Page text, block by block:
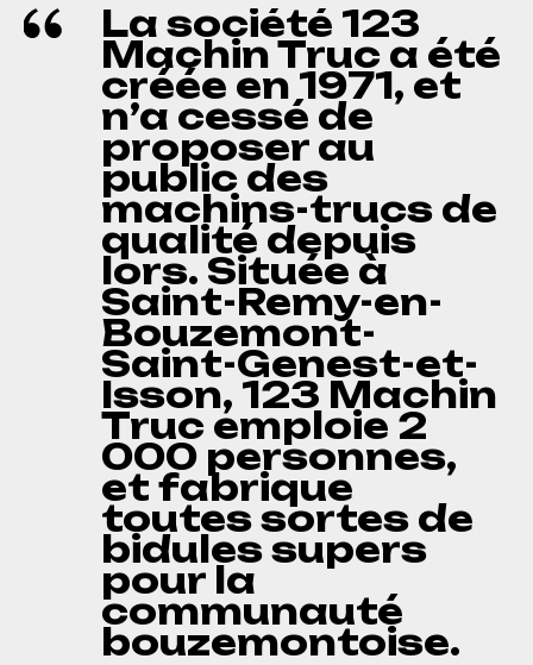
La société 123
Machin Truc a été
créée en 1971, et
n’a cessé de
proposer au
public des
machins-trucs de
qualité depuis
lors. Située à
Saint-Remy-en-
Bouzemont-
Saint-Genest-et-
Isson, 123 Machin
Truc emploie 2
000 personnes,
et fabrique
toutes sortes de
bidules supers
pour la
communauté
bouzemontoise.